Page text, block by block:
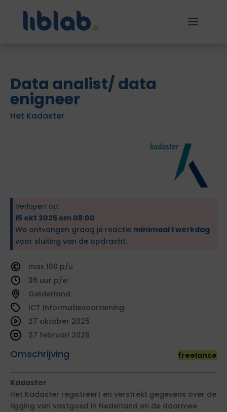
Data analist/ data
enigneer
Het Kadaster
Verlopen op:
15 okt 2025 om 08:00
We ontvangen graag je reactie minimaal 1 werkdag
voor sluiting van de opdracht.
100
36
Gelderland
ICT Informatievoorziening
Omschrijving freelance
27 oktober 2025
27 februari 2026
Kadaster
Het Kadaster registreert en verstrekt gegevens over de
ligging van vastgoed in Nederland en de daarmee